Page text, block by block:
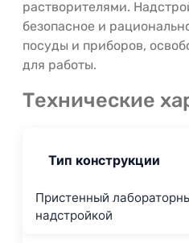
растворителями.
безопасное и
посуды и приборов,
для работы.
Технические
Тип конструкции
Пристенный
надстройкой